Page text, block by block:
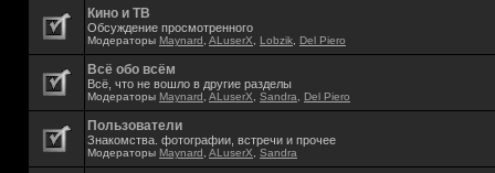
Кино и ТВ
Обсуждение просмотренного
Модераторы Maynard ALuserX Lobzik Del Piero
Всё обо всём
Всё, что не вошло в другие разделы
Модераторы Maynard ALuserX Sandra Del Piero
Пользователи
Знакомства. фотографии, встречи и прочее
Модераторы Maynard ALuserX Sandra